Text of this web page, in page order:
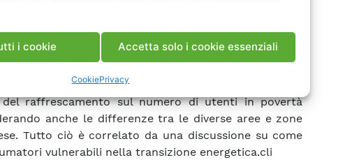
i cookie Accetta solo i cookie essenziali
CookiePrivacy
per ognuna di esse. Nella terza parte, si
del raffrescamento sia in termini energetici che in
famiglie che ancora non ne dispongono). Infine, si
del raffrescamento sul numero di utenti in povertà
anche le differenze tra le diverse aree e zone
Tutto ciò è correlato da una discussione su come
vulnerabili nella transizione energetica.cli